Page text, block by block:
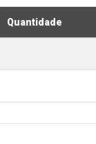
Quantidade